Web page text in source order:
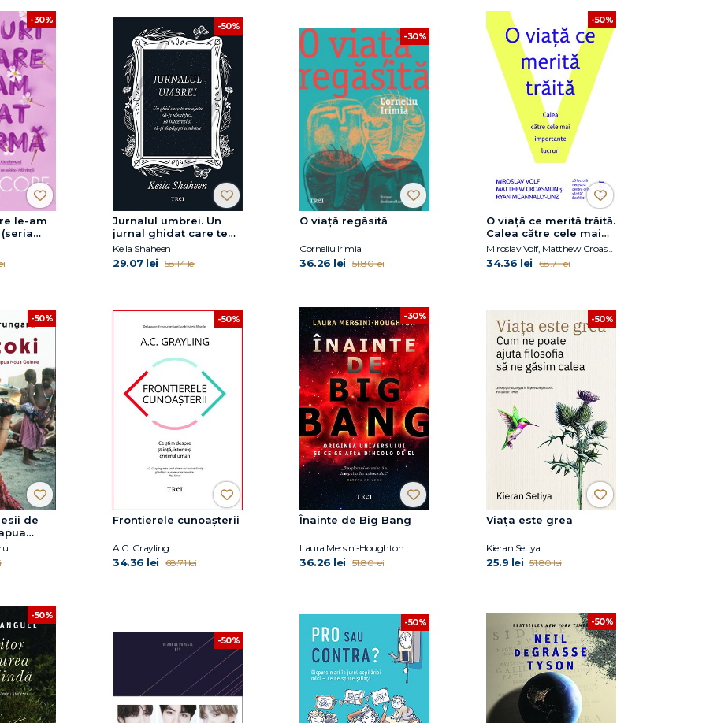
-30%
le-am
3)
-50%
Jurnalul umbrei. Un
jurnal ghidat care te
va ajuta să-ți identifici,
să integrezi și să-ți
depășești umbrele
Keila Shaheen
29.07 lei 58.14 lei
-30%
O viață regăsită
Corneliu Irimia
36.26 lei 51.80 lei
-50%
O viaţă ce merită trăită.
Calea către cele mai
importante lucruri
Miroslav Volf, Matthew Croasmun, Ryan McAnnally-Linz
34.36 lei 68.71 lei
-50%
de
-50%
Frontierele cunoașterii
A.C. Grayling
34.36 lei 68.71 lei
-30%
Înainte de Big Bang
Laura Mersini-Houghton
36.26 lei 51.80 lei
-50%
Viața este grea
Kieran Setiya
25.9 lei 51.80 lei
-50%
-50%
-50% -50%